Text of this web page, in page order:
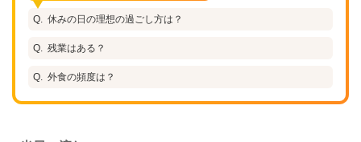
休みの日の理想の過ごし方は？
残業はある？
外食の頻度は？